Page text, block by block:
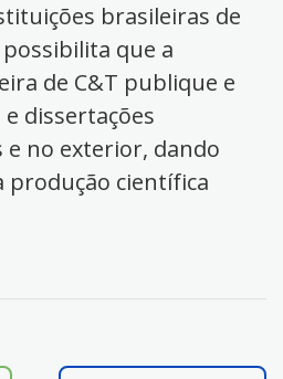
brasileiras de
que a
de C&T publique e
dissertações
e no exterior, dando
produção científica